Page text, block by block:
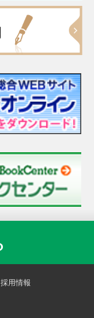
採用情報